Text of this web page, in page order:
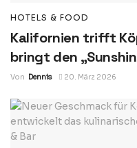
HOTELS & FOOD
Kalifornien trifft
bringt den
Von Dennis 20. März 2026